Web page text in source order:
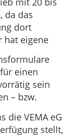
da das
dort
hat eigene
einen
sein
– bzw.
die VEMA eG
stellt,